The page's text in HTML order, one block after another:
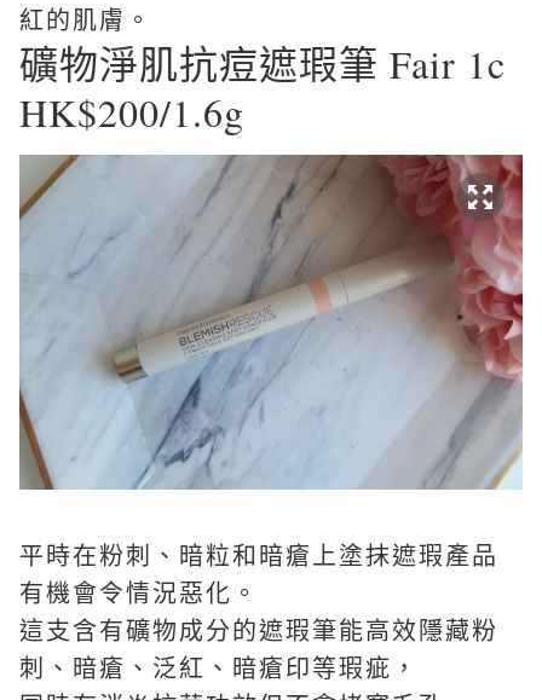
紅的肌膚。
礦物淨肌抗痘遮瑕筆 Fair 1c
HK$200/1.6g
平時在粉刺、暗粒和暗瘡上塗抹遮瑕產品
有機會令情況惡化。
這支含有礦物成分的遮瑕筆能高效隱藏粉
刺、暗瘡、泛紅、暗瘡印等瑕疵，